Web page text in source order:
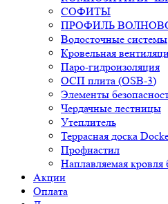
СОФИТЫ
ПРОФИЛЬ
Водосточные системы
Кровельная
Паро-гидроизоляция
ОСП плита (OSB-3)
Элементы
Чердачные лестницы
Утеплитель
Террасная доска
Профнастил
Наплавляемая кровля
Акции
Оплата